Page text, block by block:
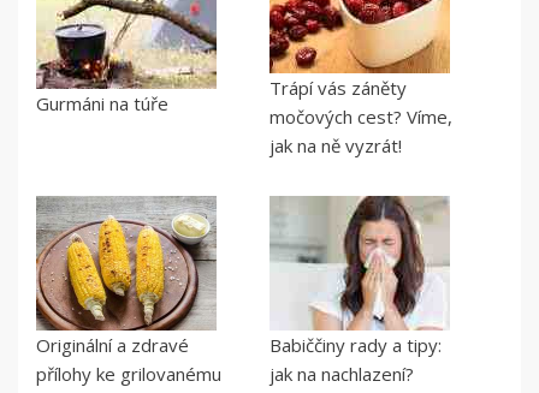
Gurmáni na túře
Trápí vás záněty
močových cest? Víme,
jak na ně vyzrát!
Originální a zdravé
přílohy ke grilovanému
Babiččiny rady a tipy:
jak na nachlazení?